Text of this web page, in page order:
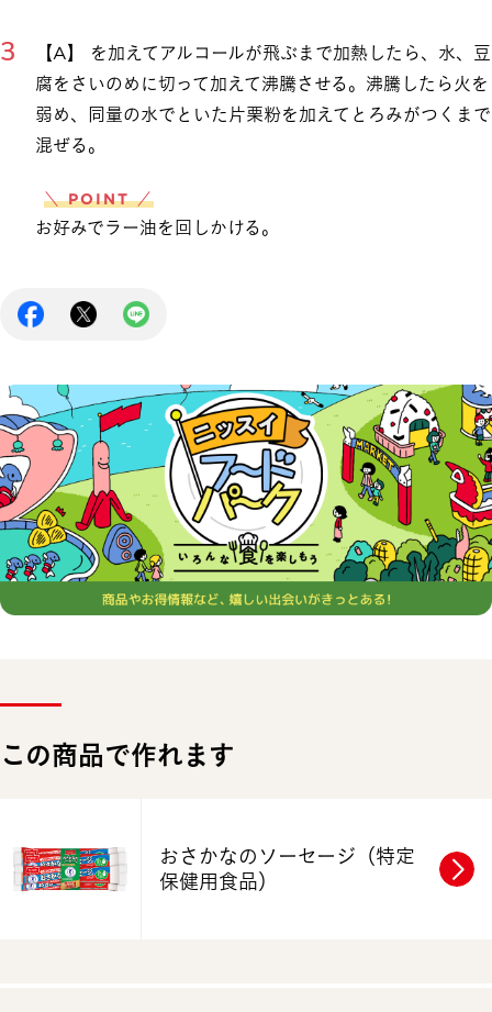
【A】 を加えてアルコールが飛ぶまで加熱したら、水、豆
腐をさいのめに切って加えて沸騰させる。沸騰したら火を
弱め、同量の水でといた片栗粉を加えてとろみがつくまで
混ぜる。
＼ POINT ／
お好みでラー油を回しかける。
この商品で作れます
おさかなのソーセージ （特定
保健用食品）